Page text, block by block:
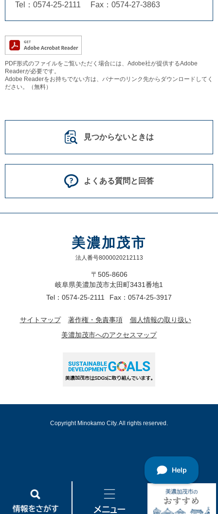
Tel：0574-25-2111
Fax：0574-27-3863
PDF形式のファイルをご覧いただく場合には、Adobe社が提供するAdobe
Readerが必要です。
Adobe Readerをお持ちでない方は、バナーのリンク先からダウンロードしてく
ださい。（無料）
見つからないときは
よくある質問と回答
美濃加茂市
法人番号8000020212113
〒505-8606
岐阜県美濃加茂市太田町3431番地1
Tel：0574-25-2111
Fax：0574-25-3917
サイトマップ 著作権・免責事項
個人情報の取り扱い
美濃加茂市へのアクセスマップ
Copyright Minokamo City. All rights reserved.